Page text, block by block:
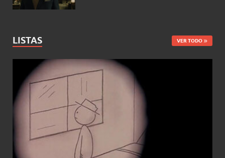
LISTAS VER TODO